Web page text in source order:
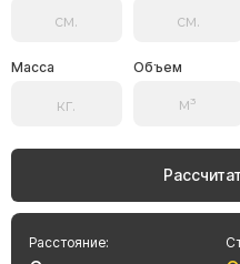
Масса Объем
Расстояние: